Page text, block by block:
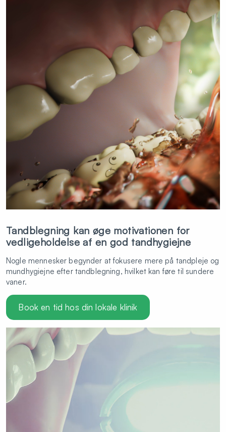
Tandblegning kan øge motivationen for
vedligeholdelse af en god tandhygiejne
Nogle mennesker begynder at fokusere mere på tandpleje og
mundhygiejne efter tandblegning, hvilket kan føre til sundere
vaner.
Book en tid hos din lokale klinik